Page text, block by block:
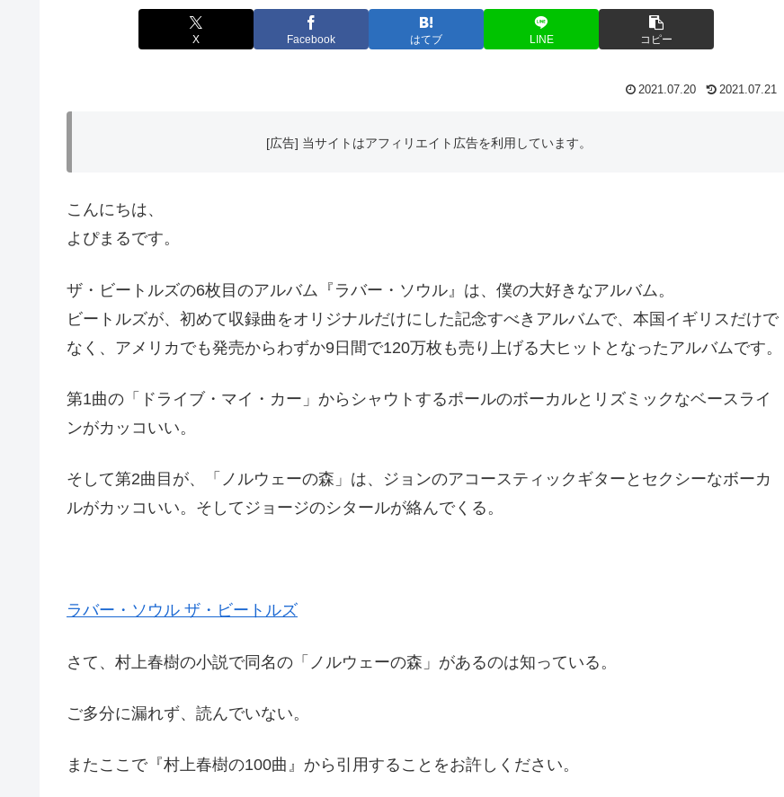
X Facebook はてブ LINE コピー
2021.07.20 2021.07.21
[広告] 当サイトはアフィリエイト広告を利用しています。
こんにちは、
よぴまるです。
ザ・ビートルズの6枚目のアルバム『ラバー・ソウル』は、僕の大好きなアルバム。
ビートルズが、初めて収録曲をオリジナルだけにした記念すべきアルバムで、本国イギリスだけで
なく、アメリカでも発売からわずか9日間で120万枚も売り上げる大ヒットとなったアルバムです。
第1曲の「ドライブ・マイ・カー」からシャウトするポールのボーカルとリズミックなベースライ
ンがカッコいい。
そして第2曲目が、「ノルウェーの森」は、ジョンのアコースティックギターとセクシーなボーカ
ルがカッコいい。そしてジョージのシタールが絡んでくる。
ラバー・ソウル ザ・ビートルズ
さて、村上春樹の小説で同名の「ノルウェーの森」があるのは知っている。
ご多分に漏れず、読んでいない。
またここで『村上春樹の100曲』から引用することをお許しください。